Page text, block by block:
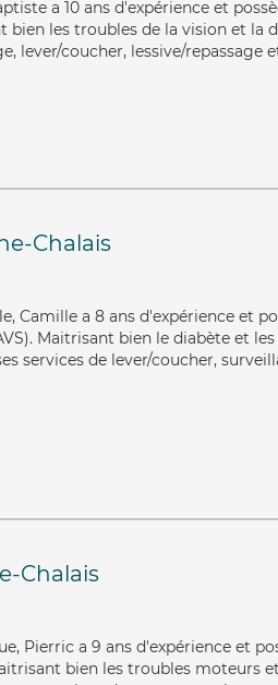
a 10 ans d'expérience et
bien les troubles de la vision et la
lever/coucher, lessive/repassage
Chalais
Camille a 8 ans d'expérience et
Maitrisant bien le diabète et
services de lever/coucher,
Chalais
Pierric a 9 ans d'expérience et
bien les troubles moteurs